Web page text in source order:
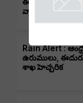
ఈదురుగాలులు,
వాతావరణ శాఖ
Rain Alert :
ఉరుములు,
శాఖ హెచ్చరిక